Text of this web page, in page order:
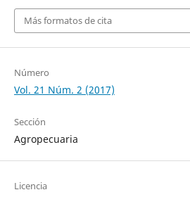
Más formatos de cita
Número
Vol. 21 Núm. 2 (2017)
Sección
Agropecuaria
Licencia